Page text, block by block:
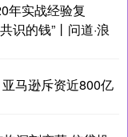
年实战经验复
识的钱”丨问道·浪
马逊斥资近800亿